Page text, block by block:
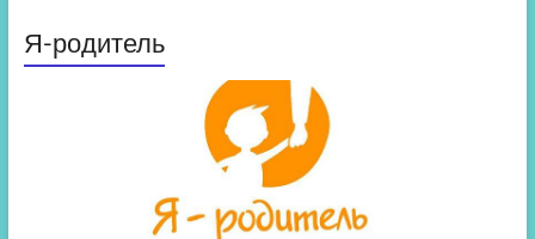
Я-родитель